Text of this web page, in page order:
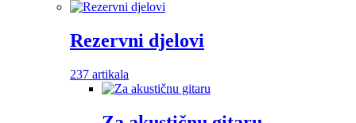
Rezervni djelovi
237 artikala